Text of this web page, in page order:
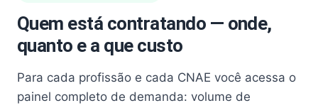
Quem está contratando — onde,
quanto e a que custo
Para cada profissão e cada CNAE você acessa o
painel completo de demanda: volume de